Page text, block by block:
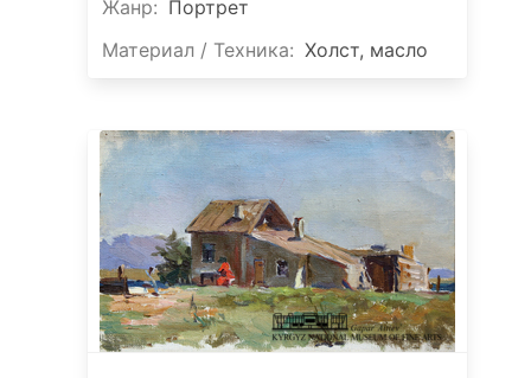
Жанр: Портрет
Материал / Техника: Холст, масло